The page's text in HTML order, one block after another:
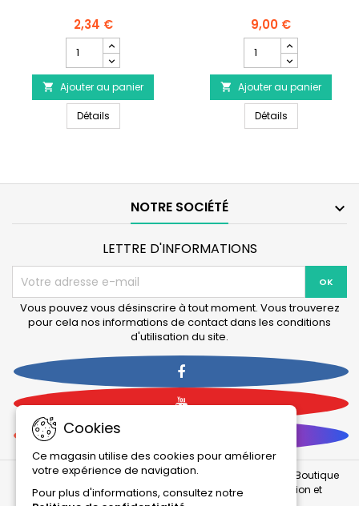
2,34 €
quantité
du
produit
NEWA
Préfiltre
mécanique
 Ajouter au panier
DétailsNEWA Préfiltre mécanique pour Duetto 100
9,00 €
quantité
du
produit
NEWA
Aqua
Microceramic
 Ajouter au panier
DétailsNEWA Aqua
NOTRE SOCIÉTÉ 
Cookies
Ce magasin utilise des cookies pour améliorer
votre expérience de navigation.
Pour plus d'informations, consultez notre
LETTRE D'INFORMATIONS
Vous pouvez vous désinscrire à tout moment. Vous trouverez
pour cela nos informations de contact dans les conditions
d'utilisation du site.
Facebook
YouTube
© 2026 Tous droits réservés et reproduction interdite : La Boutique
Des Animaux (LBDA) / Animalerie en ligne - Alimentation et